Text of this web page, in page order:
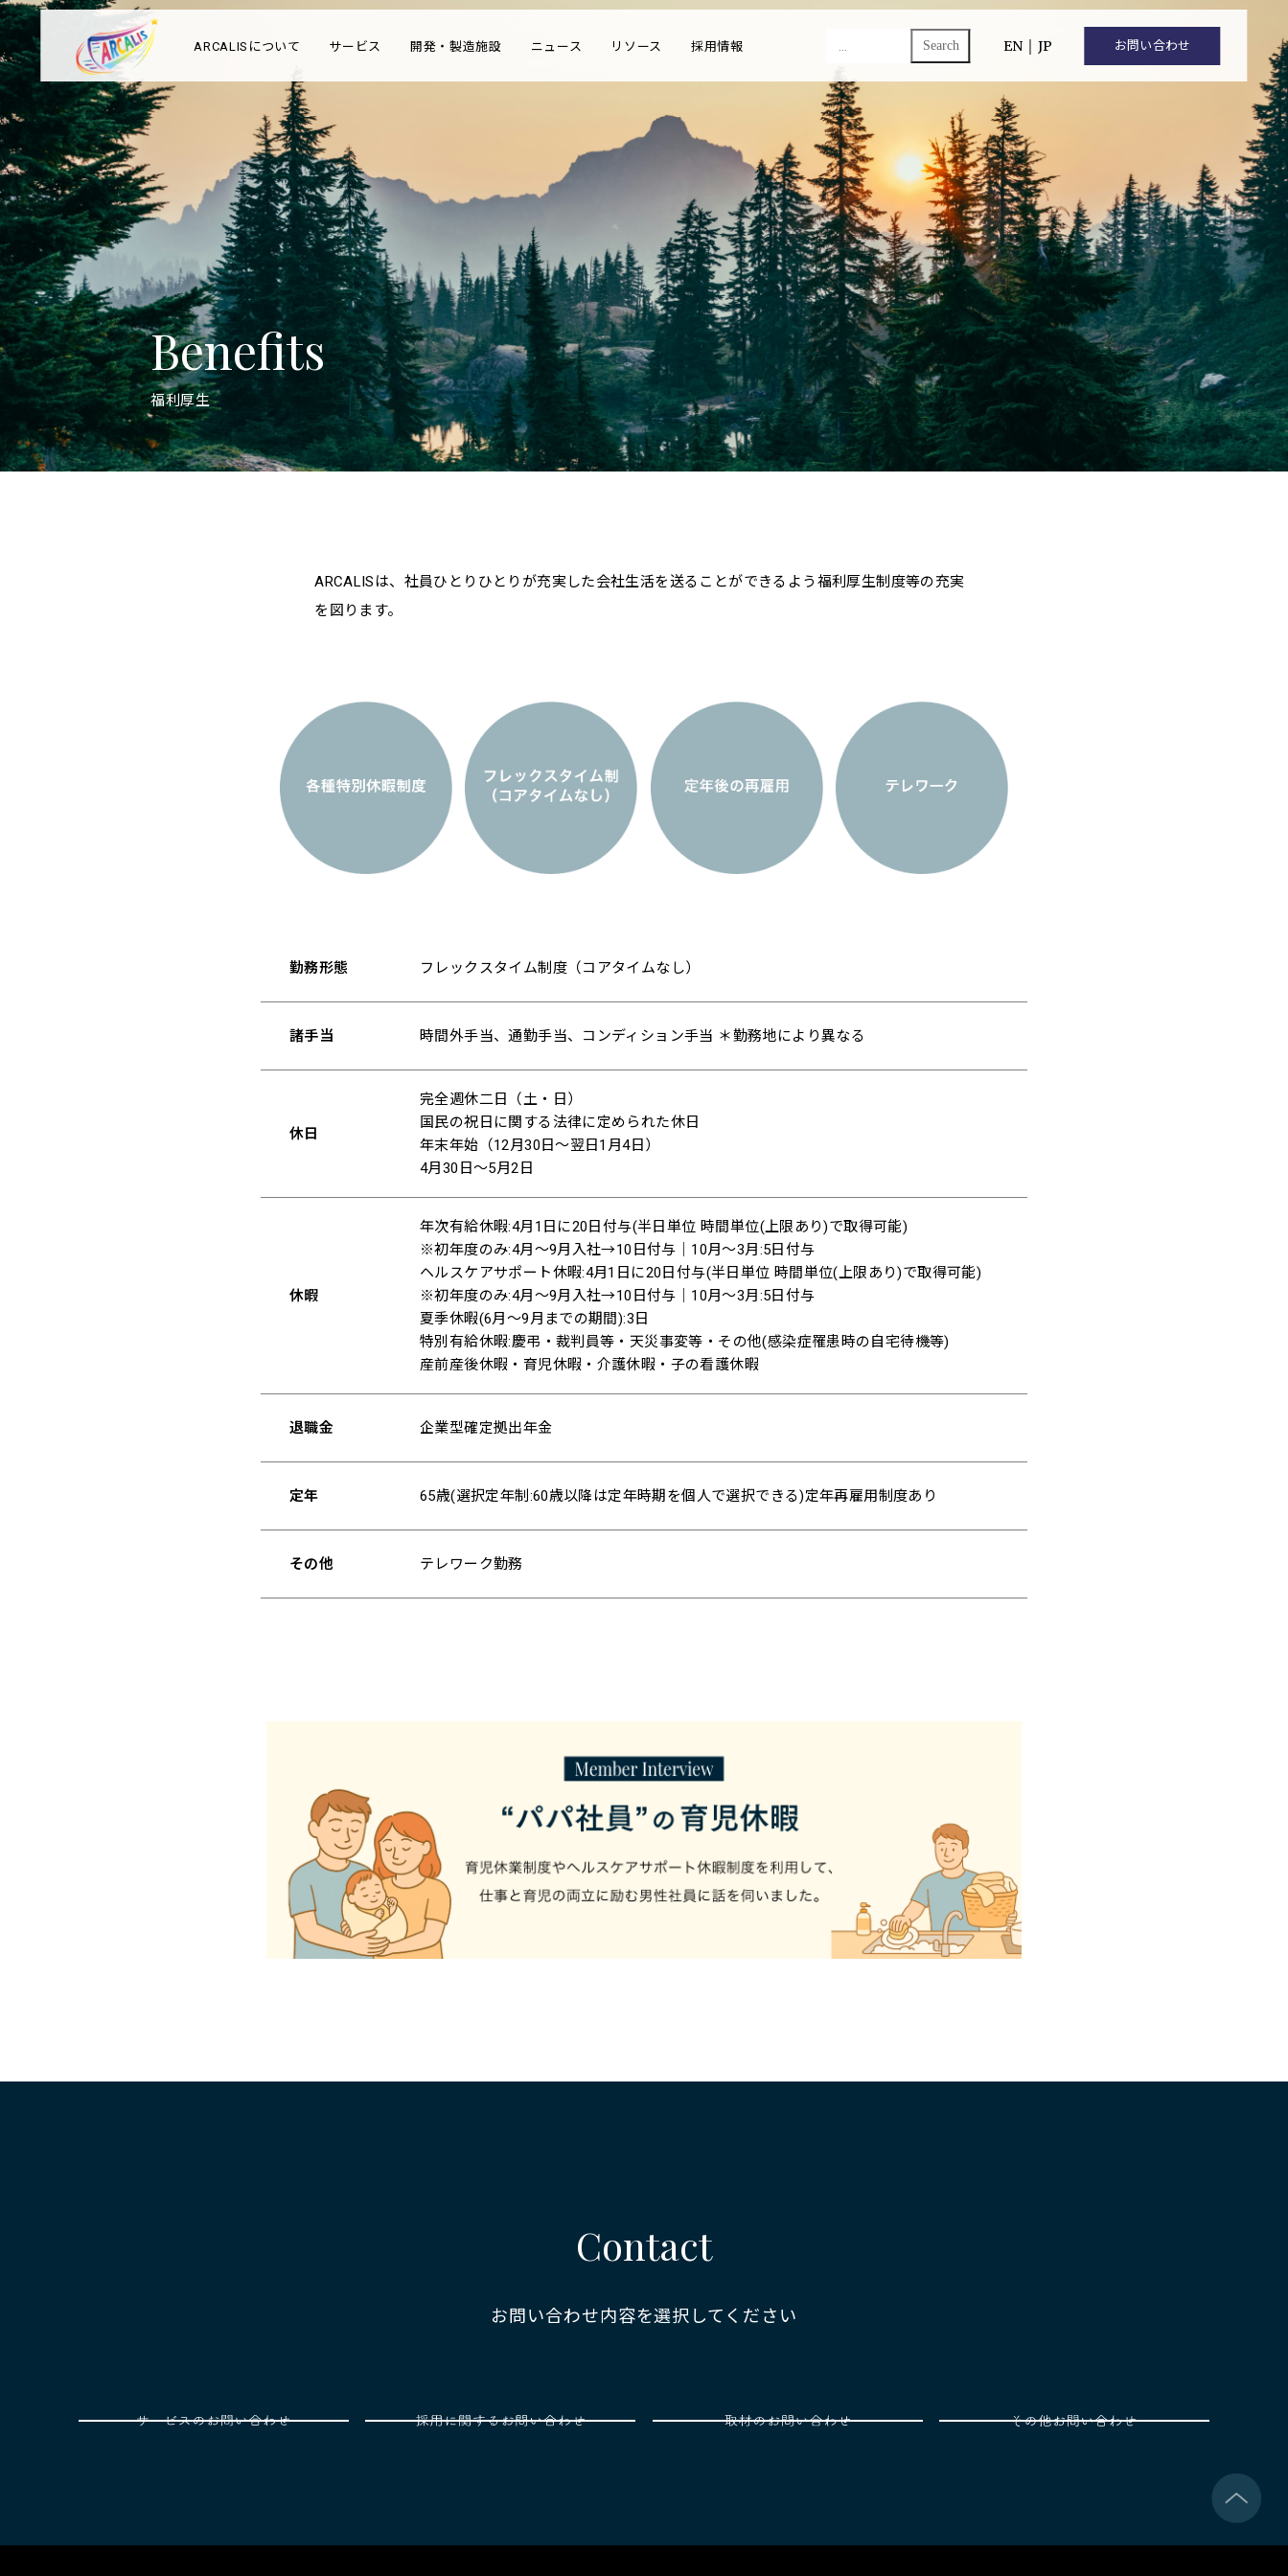
ARCALISについて サービス 開発・製造施設 ニュース リソース 採用情報
for:
EN｜ JP お問い合わせ
Benefits
福利厚生
ARCALISは、社員ひとりひとりが充実した会社生活を送ることができるよう福利厚生制度等の充実
を図ります。
勤務形態 フレックスタイム制度（コアタイムなし）
諸手当 時間外手当、通勤手当、コンディション手当 ＊勤務地により異なる
休日
完全週休二日（土・日）
国民の祝日に関する法律に定められた休日
年末年始（12月30日〜翌日1月4日）
4月30日〜5月2日
休暇
年次有給休暇:4月1日に20日付与(半日単位 時間単位(上限あり)で取得可能)
※初年度のみ:4月〜9月入社→10日付与｜10月〜3月:5日付与
ヘルスケアサポート休暇:4月1日に20日付与(半日単位 時間単位(上限あり)で取得可能)
※初年度のみ:4月〜9月入社→10日付与｜10月〜3月:5日付与
夏季休暇(6月〜9月までの期間):3日
特別有給休暇:慶弔・裁判員等・天災事変等・その他(感染症罹患時の自宅待機等)
産前産後休暇・育児休暇・介護休暇・子の看護休暇
退職金 企業型確定拠出年金
定年 65歳(選択定年制:60歳以降は定年時期を個人で選択できる)定年再雇用制度あり
その他 テレワーク勤務
Contact
お問い合わせ内容を選択してください